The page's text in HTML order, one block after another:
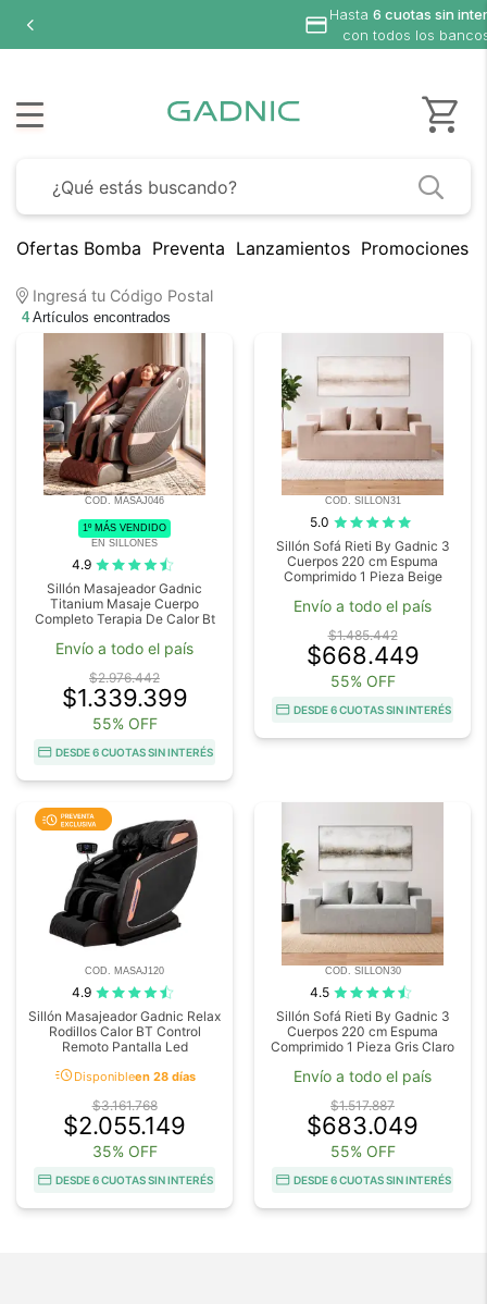
Hasta 6 cuotas sin
con todos los
Ofertas Bomba Preventa Lanzamientos Promociones
Ingresá tu Código Postal
4Artículos encontrados
COD. MASAJ046
1º MÁS VENDIDO
EN SILLONES
4.9
Sillón Masajeador Gadnic
Titanium Masaje Cuerpo
Completo Terapia De Calor Bt
Envío a todo el país
$2.976.442
$1.339.399
55% OFF
DESDE 6 CUOTAS SIN INTERÉS
COD. SILLON31
5.0
Sillón Sofá Rieti By Gadnic 3
Cuerpos 220 cm Espuma
Comprimido 1 Pieza Beige
Envío a todo el país
$1.485.442
$668.449
55% OFF
DESDE 6 CUOTAS SIN INTERÉS
COD. MASAJ120
4.9
Sillón Masajeador Gadnic Relax
Rodillos Calor BT Control
Remoto Pantalla Led
acuteDisponibleen 28 días
$3.161.768
$2.055.149
35% OFF
DESDE 6 CUOTAS SIN INTERÉS
COD. SILLON30
4.5
Sillón Sofá Rieti By Gadnic 3
Cuerpos 220 cm Espuma
Comprimido 1 Pieza Gris Claro
Envío a todo el país
$1.517.887
$683.049
55% OFF
DESDE 6 CUOTAS SIN INTERÉS